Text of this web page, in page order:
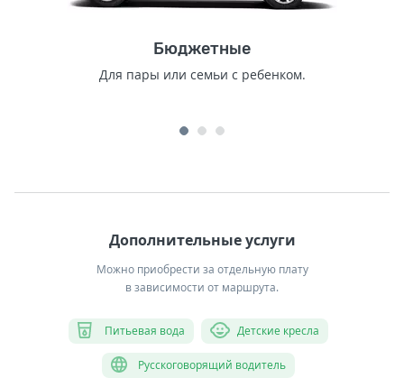
Бюджетные
Для пары или семьи с ребенком.
Дополнительные услуги
Можно приобрести за отдельную плату
в зависимости от маршрута.
Питьевая вода Детские кресла
Русскоговорящий водитель